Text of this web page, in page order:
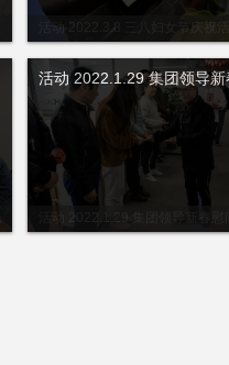
活动 2022.3.8 三八妇女节庆祝
活动 2022.1.29 集团领导新春慰
活动 2022.1.29 集团领导新